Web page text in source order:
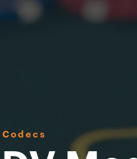
Codecs